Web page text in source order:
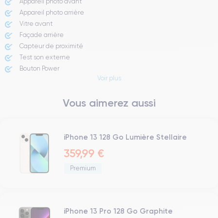
Appareil photo arrière ​
Vitre avant ​
Façade arrière
Capteur de proximité
Test son externe
Bouton Power
Boutons volume
Bouton Home
Bluetooth
Réseau
Voir plus
Vous aimerez aussi
iPhone 13 128 Go Lumière Stellaire
359,99 €
Premium
iPhone 13 Pro 128 Go Graphite